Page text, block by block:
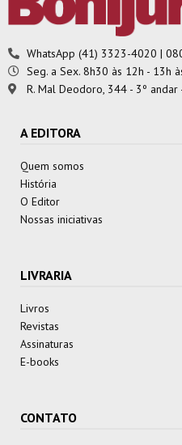
WhatsApp (41) 3323-4020 |
Seg. a Sex. 8h30 às 12h - 13h
R. Mal Deodoro, 344 - 3º andar
A EDITORA
Quem somos
História
O Editor
Nossas iniciativas
LIVRARIA
Livros
Revistas
Assinaturas
E-books
CONTATO